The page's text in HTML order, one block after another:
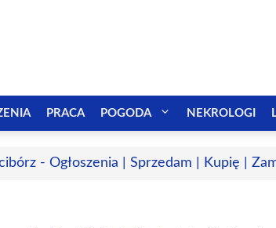
PRACA POGODA NEKROLOGI
- Ogłoszenia | Sprzedam | Kupię |